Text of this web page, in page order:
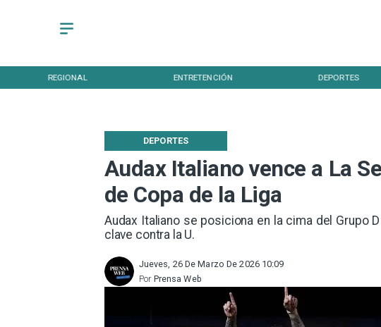
REGIONAL ENTRETENCIÓN DEPORTES
Audax Italiano vence a La
de Copa de la Liga
Audax Italiano se posiciona en la cima del Grupo
clave contra la U.
DEPORTES
Jueves, 26 De Marzo De 2026 10:09
Prensa Web
Por